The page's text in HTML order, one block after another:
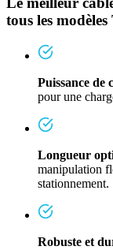
tous les modèles
Puissance de
pour une
Longueur
manipulation
stationnement.
Robuste et